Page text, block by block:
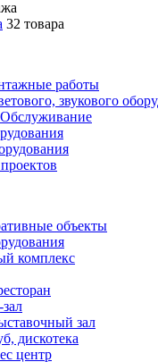
32 товара
работы
звукового
объекты
комплекс
зал
дискотека
центр